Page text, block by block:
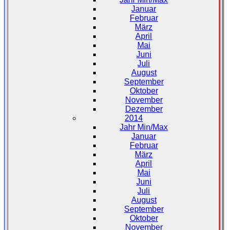
Januar
Februar
März
April
Mai
Juni
Juli
August
September
Oktober
November
Dezember
2014
Jahr Min/Max
Januar
Februar
März
April
Mai
Juni
Juli
August
September
Oktober
November